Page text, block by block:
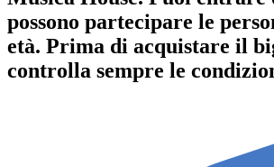
possono partecipare le
età. Prima di acquistare il
controlla sempre le